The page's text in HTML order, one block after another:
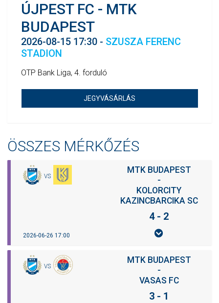
ÚJPEST FC - MTK
BUDAPEST
2026-08-15 17:30 - SZUSZA FERENC
STADION
OTP Bank Liga, 4. forduló
JEGYVÁSÁRLÁS
ÖSSZES MÉRKŐZÉS
2026-06-26 17:00
VS
MTK BUDAPEST
-
KOLORCITY
KAZINCBARCIKA SC
4 - 2
VS
MTK BUDAPEST
-
VASAS FC
3 - 1